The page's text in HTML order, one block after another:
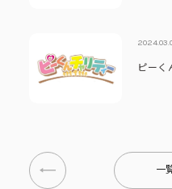
ピーく
一